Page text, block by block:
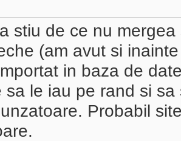
stiu de ce nu
(am avut si
in baza de
sa le iau pe rand si
Probabil